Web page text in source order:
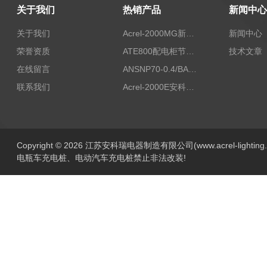
关于我们
关于我们
荣誉资质
在线留言
联系我们
热销产品
Acrel-2000MG新能源消纳安科瑞微电网能量管理系统
ATE800配电柜节点无线测温/表带捆绑/无源感应取电
ANSNP70-0.4/BANSNP中线安防保护器 治理三相不平衡
Acrel-2000E安科瑞Acrel配电室综合监控系统
新闻中心
新闻中心
技术文章
Copyright © 2026 江苏安科瑞电器制造有限公司(www.acrel-
电瓶车充电桩、电动汽车充电桩禁止非法改装!